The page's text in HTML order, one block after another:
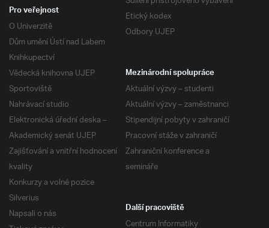
Etický kodex
Odbory UJEP
Pro veřejnost
O Univerzitě
Dům umění Ústí nad Labem
Knihkupectví
Vědecká knihovna UJEP
Sportoviště
Nahrávací studio
Elektronická úřední deska –
Akademický senát UJEP
Zajišťování a vnitřní hodnocení
kvality
Konkurzy a volné pozice
Silverius
Napsali o nás
Mezinárodní spolupráce
Aktuální výzvy – studenti
Aktuální výzvy – zaměstnanci
Stipendijní pobyty v zahraničí
Pracovní stáže v zahraničí
Zahraniční konference a
semináře
Další pracoviště
Centrum Informatiky